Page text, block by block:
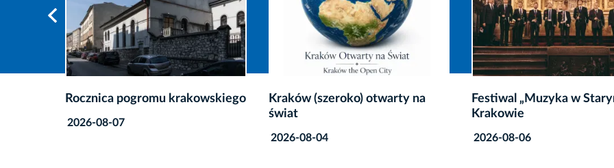
Kraków (szeroko) otwarty na
Festiwal „Muzyka w Starym
Krakowie
2026-08-06
Kraków solidarny z Gruzją
rocznica rosyjskiej agresji
2026-08-03